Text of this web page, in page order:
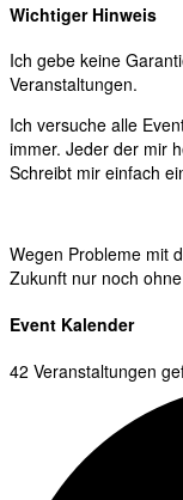
Wichtiger Hinweis
Ich gebe keine
Veranstaltungen.
Ich versuche alle
immer. Jeder der mir
Schreibt mir einfach
Wegen Probleme mit
Zukunft nur noch
Event Kalender
42 Veranstaltungen